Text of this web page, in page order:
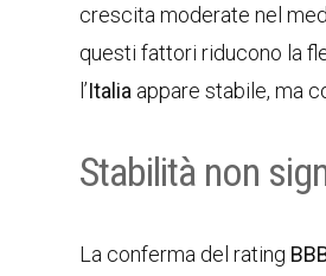
crescita moderate nel
questi fattori riducono la
l’Italia appare stabile, ma
Stabilità non
La conferma del rating